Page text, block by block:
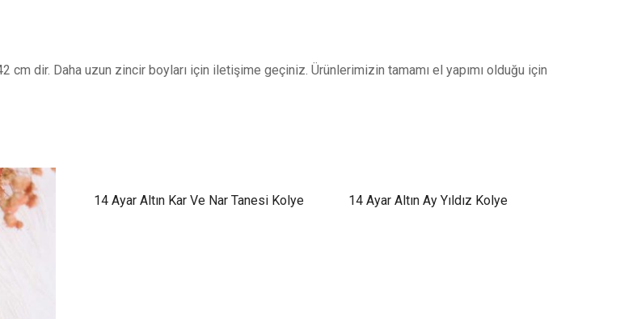
cm dir. Daha uzun zincir boyları için iletişime geçiniz. Ürünlerimizin tamamı el yapımı olduğu için
14 Ayar Altın Kar Ve Nar Tanesi Kolye 14 Ayar Altın Ay Yıldız Kolye